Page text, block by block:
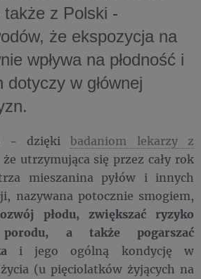
z Polski -
że ekspozycja na
wpływa na płodność i
w głównej
- dziękibadaniom lekarzy z
utrzymująca się przez cały rok
mieszanina pyłów i innych
nazywana potocznie smogiem,
płodu, zwiększać ryzyko
porodu, a także pogarszać
i jego ogólną kondycję w
(u pięciolatków żyjących na